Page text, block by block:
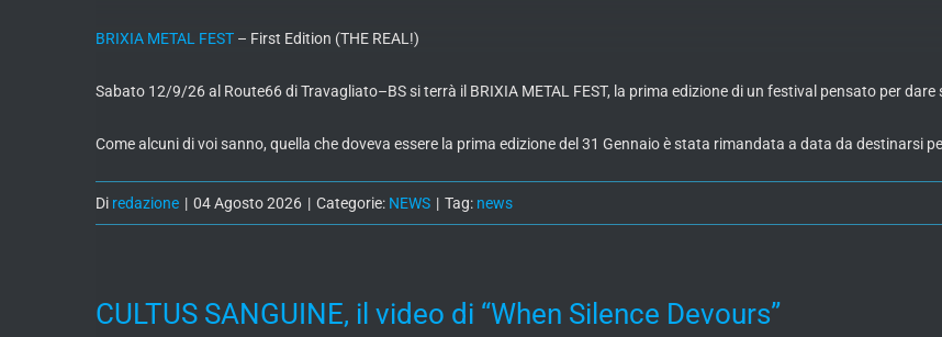
BRIXIA METAL FEST – First Edition (THE REAL!)
Sabato 12/9/26 al Route66 di Travagliato–BS si terrà il BRIXIA METAL FEST, la prima edizione di un festival pensato per
Come alcuni di voi sanno, quella che doveva essere la prima edizione del 31 Gennaio è stata rimandata a data da destinarsi
Di redazione | 04 Agosto 2026 | Categorie: NEWS | Tag: news
CULTUS SANGUINE, il video di “When Silence Devours”